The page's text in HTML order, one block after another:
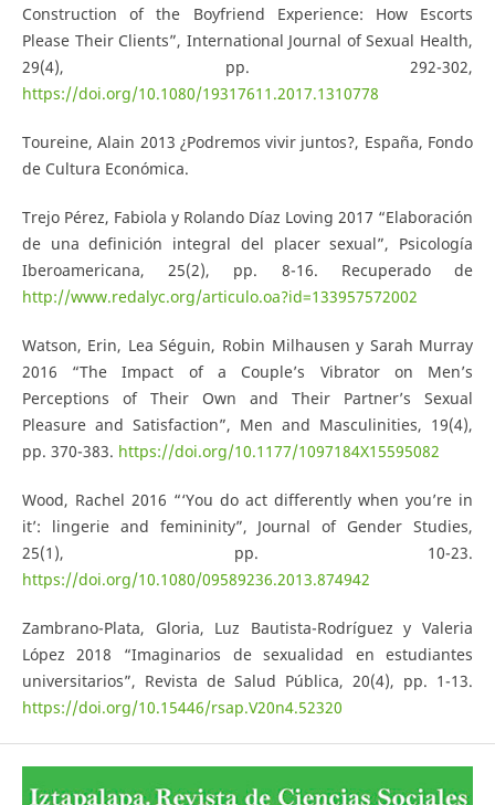
Construction of the Boyfriend Experience: How Escorts
Please Their Clients”, International Journal of Sexual Health,
29(4), pp. 292-302,
https://doi.org/10.1080/19317611.2017.1310778
Toureine, Alain 2013 ¿Podremos vivir juntos?, España, Fondo
de Cultura Económica.
Trejo Pérez, Fabiola y Rolando Díaz Loving 2017 “Elaboración
de una definición integral del placer sexual”, Psicología
Iberoamericana, 25(2), pp. 8-16. Recuperado de
http://www.redalyc.org/articulo.oa?id=133957572002
Watson, Erin, Lea Séguin, Robin Milhausen y Sarah Murray
2016 “The Impact of a Couple’s Vibrator on Men’s
Perceptions of Their Own and Their Partner’s Sexual
Pleasure and Satisfaction”, Men and Masculinities, 19(4),
pp. 370-383. https://doi.org/10.1177/1097184X15595082
Wood, Rachel 2016 “‘You do act differently when you’re in
it’: lingerie and femininity”, Journal of Gender Studies,
25(1), pp. 10-23.
https://doi.org/10.1080/09589236.2013.874942
Zambrano-Plata, Gloria, Luz Bautista-Rodríguez y Valeria
López 2018 “Imaginarios de sexualidad en estudiantes
universitarios”, Revista de Salud Pública, 20(4), pp. 1-13.
https://doi.org/10.15446/rsap.V20n4.52320